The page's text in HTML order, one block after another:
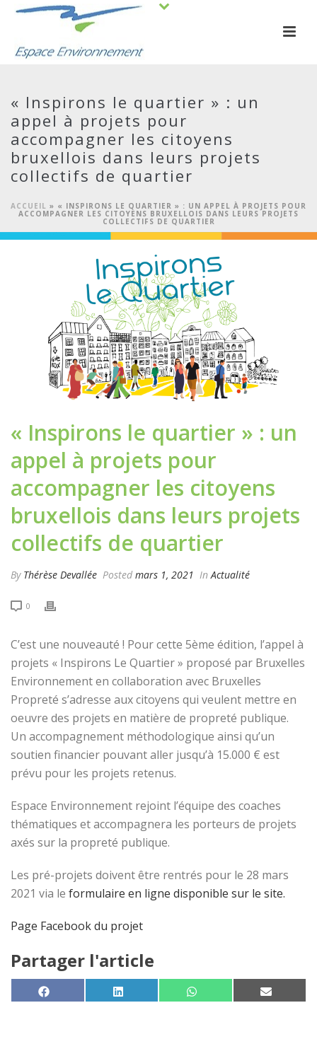
« Inspirons le quartier » : un
appel à projets pour
accompagner les citoyens
bruxellois dans leurs projets
collectifs de quartier
ACCUEIL » « INSPIRONS LE QUARTIER » : UN APPEL À PROJETS POUR
ACCOMPAGNER LES CITOYENS BRUXELLOIS DANS LEURS PROJETS
COLLECTIFS DE QUARTIER
« Inspirons le quartier » : un
appel à projets pour
accompagner les citoyens
bruxellois dans leurs projets
collectifs de quartier
By Thérèse Devallée Posted mars 1, 2021 In Actualité
0
C’est une nouveauté ! Pour cette 5ème édition, l’appel à
projets « Inspirons Le Quartier » proposé par Bruxelles
Environnement en collaboration avec Bruxelles
Propreté s’adresse aux citoyens qui veulent mettre en
oeuvre des projets en matière de propreté publique.
Un accompagnement méthodologique ainsi qu’un
soutien financier pouvant aller jusqu’à 15.000 € est
prévu pour les projets retenus.
Espace Environnement rejoint l’équipe des coaches
thématiques et accompagnera les porteurs de projets
axés sur la propreté publique.
Les pré-projets doivent être rentrés pour le 28 mars
2021 via le formulaire en ligne disponible sur le site.
Page Facebook du projet
Partager l'article